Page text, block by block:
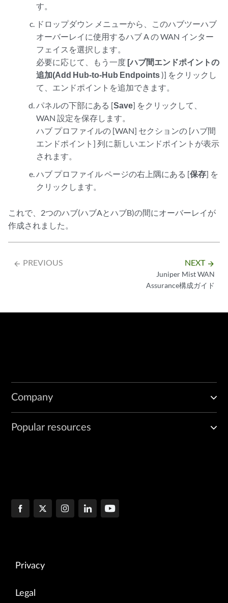
す。
ドロップダウン メニューから、このハブツーハブ
オーバーレイに使用するハブ A の WAN インター
フェイスを選択します。
必要に応じて、もう一度 [ハブ間エンドポイントの
追加(Add Hub-to-Hub Endpoints)] をクリックし
て、エンドポイントを追加できます。
パネルの下部にある [Save] をクリックして、
WAN 設定を保存します。
ハブ プロファイルの [WAN] セクションの [ハブ間
エンドポイント] 列に新しいエンドポイントが表示
されます。
ハブ プロファイル ページの右上隅にある [保存] を
クリックします。
これで、2つのハブ(ハブAとハブB)の間にオーバーレイが
作成されました。
arrow_backward PREVIOUS NEXT arrow_forward
Juniper Mist WAN
Assurance構成ガイド
Company
Popular resources
Privacy
Legal